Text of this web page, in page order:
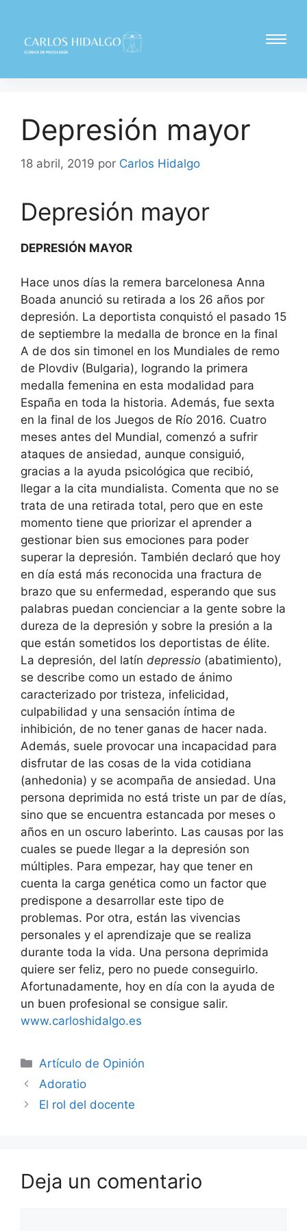
Depresión mayor
18 abril, 2019 por Carlos Hidalgo
Depresión mayor
DEPRESIÓN MAYOR
Hace unos días la remera barcelonesa Anna
Boada anunció su retirada a los 26 años por
depresión. La deportista conquistó el pasado 15
de septiembre la medalla de bronce en la final
A de dos sin timonel en los Mundiales de remo
de Plovdiv (Bulgaria), logrando la primera
medalla femenina en esta modalidad para
España en toda la historia. Además, fue sexta
en la final de los Juegos de Río 2016. Cuatro
meses antes del Mundial, comenzó a sufrir
ataques de ansiedad, aunque consiguió,
gracias a la ayuda psicológica que recibió,
llegar a la cita mundialista. Comenta que no se
trata de una retirada total, pero que en este
momento tiene que priorizar el aprender a
gestionar bien sus emociones para poder
superar la depresión. También declaró que hoy
en día está más reconocida una fractura de
brazo que su enfermedad, esperando que sus
palabras puedan concienciar a la gente sobre la
dureza de la depresión y sobre la presión a la
que están sometidos los deportistas de élite.
La depresión, del latín depressio (abatimiento),
se describe como un estado de ánimo
caracterizado por tristeza, infelicidad,
culpabilidad y una sensación íntima de
inhibición, de no tener ganas de hacer nada.
Además, suele provocar una incapacidad para
disfrutar de las cosas de la vida cotidiana
(anhedonia) y se acompaña de ansiedad. Una
persona deprimida no está triste un par de días,
sino que se encuentra estancada por meses o
años en un oscuro laberinto. Las causas por las
cuales se puede llegar a la depresión son
múltiples. Para empezar, hay que tener en
cuenta la carga genética como un factor que
predispone a desarrollar este tipo de
problemas. Por otra, están las vivencias
personales y el aprendizaje que se realiza
durante toda la vida. Una persona deprimida
quiere ser feliz, pero no puede conseguirlo.
Afortunadamente, hoy en día con la ayuda de
un buen profesional se consigue salir.
www.carloshidalgo.es
Artículo de Opinión
Adoratio
El rol del docente
Deja un comentario